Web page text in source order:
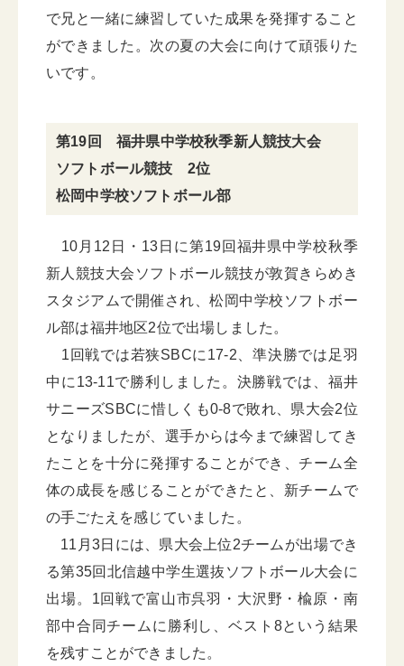
で兄と一緒に練習していた成果を発揮すること
ができました。次の夏の大会に向けて頑張りた
いです。
第19回 福井県中学校秋季新人競技大会
ソフトボール競技 2位
松岡中学校ソフトボール部
10月12日・13日に第19回福井県中学校秋季
新人競技大会ソフトボール競技が敦賀きらめき
スタジアムで開催され、松岡中学校ソフトボー
ル部は福井地区2位で出場しました。
1回戦では若狭SBCに17-2、準決勝では足羽
中に13-11で勝利しました。決勝戦では、福井
サニーズSBCに惜しくも0-8で敗れ、県大会2位
となりましたが、選手からは今まで練習してき
たことを十分に発揮することができ、チーム全
体の成長を感じることができたと、新チームで
の手ごたえを感じていました。
11月3日には、県大会上位2チームが出場でき
る第35回北信越中学生選抜ソフトボール大会に
出場。1回戦で富山市呉羽・大沢野・楡原・南
部中合同チームに勝利し、ベスト8という結果
を残すことができました。